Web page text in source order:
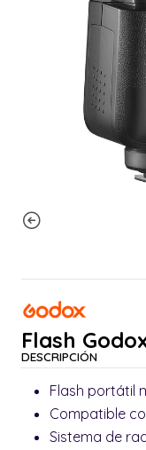
Flash
DESCRIPCIÓN
Flash portátil
Compatible
Sistema de